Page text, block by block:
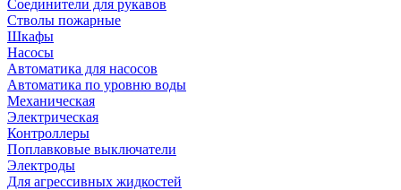
Соединители для рукавов
Стволы пожарные
Шкафы
Насосы
Автоматика для насосов
Автоматика по уровню воды
Механическая
Электрическая
Контроллеры
Поплавковые выключатели
Электроды
Для агрессивных жидкостей